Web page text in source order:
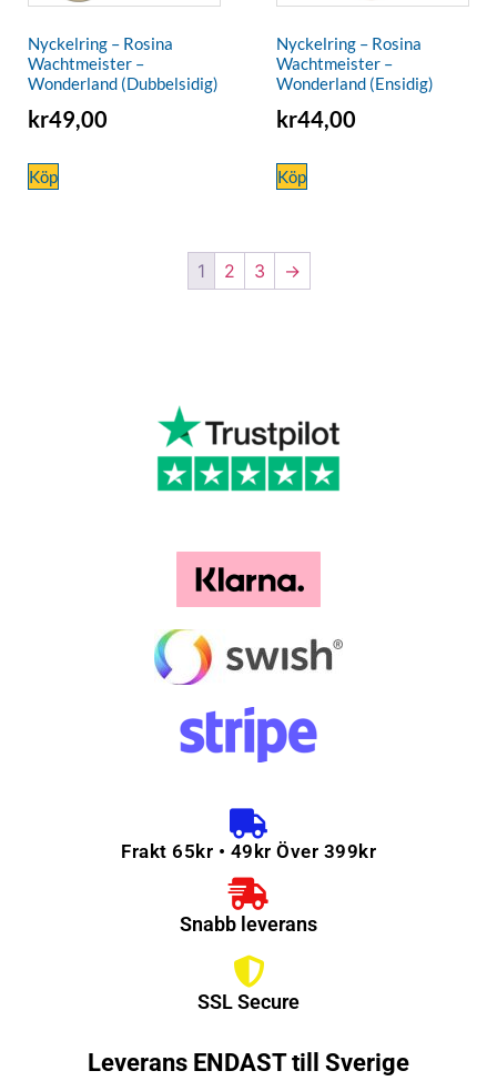
Nyckelring – Rosina
Wachtmeister –
Wonderland (Dubbelsidig)
kr49,00
Köp
Nyckelring – Rosina
Wachtmeister –
Wonderland (Ensidig)
kr44,00
Köp
1 2 3 →
Frakt 65kr • 49kr Över 399kr
Snabb leverans
SSL Secure
Leverans ENDAST till Sverige